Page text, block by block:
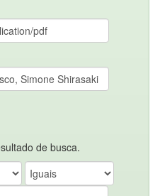
de busca.